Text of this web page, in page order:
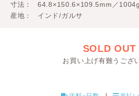
寸法
64.8×150.6×109.5mm／1004g
産地
インド/ガルサ
SOLD OUT
お買い上げ有難うござ